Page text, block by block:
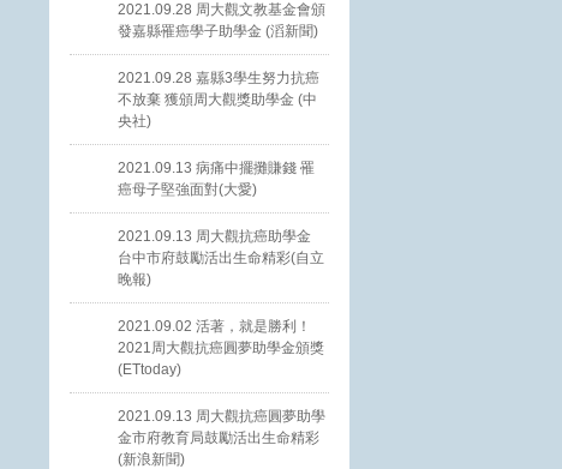
2021.09.28 周大觀文教基金會頒
發嘉縣罹癌學子助學金 (滔新聞)
2021.09.28 嘉縣3學生努力抗癌
不放棄 獲頒周大觀獎助學金 (中
央社)
2021.09.13 病痛中擺攤賺錢 罹
癌母子堅強面對(大愛)
2021.09.13 周大觀抗癌助學金
台中市府鼓勵活出生命精彩(自立
晚報)
2021.09.02 活著，就是勝利！
2021周大觀抗癌圓夢助學金頒獎
(ETtoday)
2021.09.13 周大觀抗癌圓夢助學
金市府教育局鼓勵活出生命精彩
(新浪新聞)